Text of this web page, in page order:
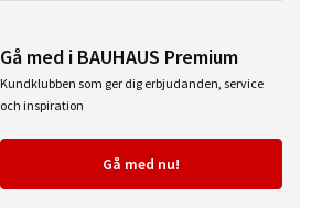
Gå med i BAUHAUS Premium
Kundklubben som ger dig erbjudanden, service
och inspiration
Gå med nu!